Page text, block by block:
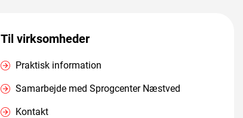
Til virksomheder
Praktisk information
Samarbejde med Sprogcenter Næstved
Kontakt